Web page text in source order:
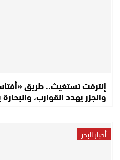
إنترفت تستغيث.. طريق
والجزر يهدد القوارب،
أخبار البحر